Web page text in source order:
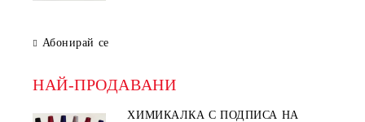
Абонирай се
НАЙ-ПРОДАВАНИ
ХИМИКАЛКА С ПОДПИСА НА